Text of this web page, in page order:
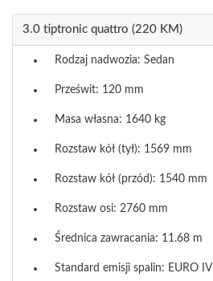
3.0 tiptronic quattro (220 KM)
Rodzaj nadwozia: Sedan
Prześwit: 120 mm
Masa własna: 1640 kg
Rozstaw kół (tył): 1569 mm
Rozstaw kół (przód): 1540 mm
Rozstaw osi: 2760 mm
Średnica zawracania: 11.68 m
Standard emisji spalin: EURO IV